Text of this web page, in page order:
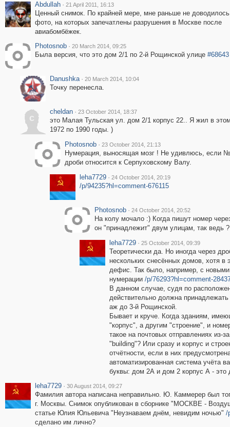
Abdullah · 21 April 2011, 16:13
Ценный снимок. По крайней мере, мне раньше не
фото, на которых запечатлены разрушения в Москве после
авиабомбёжек.
Photosnob · 20 March 2014, 09:25
Была версия, что это дом 2/1 по 2-й Рощинской улице #68643
Danushka · 20 March 2014, 10:04
Точку перенесла.
c
cheldan · 23 October 2014, 18:37
это Малая Тульская ул. дом 2/1 корпус 22.. Я жил в
1972 по 1990 годы. )
Photosnob · 23 October 2014, 21:13
Нумерация, выносящая мозг ! Не удивлюсь, если
дроби относится к Серпуховскому Валу.
leha7729 · 24 October 2014, 20:19
/p/94235?hl=comment-676115
Photosnob · 24 October 2014, 20:52
На колу мочало :) Когда пишут номер
он "принадлежит" двум улицам, так ведь ?
leha7729 · 25 October 2014, 09:39
Теоретически да. Но иногда через
нескольких снесённых домов, хотя в
дефис. Так было, например, с
нумерации /p/76293?hl=comment-
В данном случае, судя по
действительно должна
аж до 3-й Рощинской.
Бывает и круче. Когда зданиям,
"корпус", а другим "строение", и
такое на почтовых отправлениях из-
"building"? Или сразу и корпус и
отчётности, если в них
автоматизированная система учёта
буквы: дом 2А и дом 2 корпус А - это
leha7729 · 30 August 2014, 09:27
Фамилия автора написана неправильно. Ю. Каммерер был
г. Москвы. Снимок опубликован в сборнике "МОСКВЕ -
статье Юлия Юльевича "Неузнаваем днём, невидим ночью" /
сделано им лично?